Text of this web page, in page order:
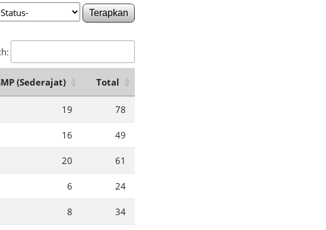
Terapkan
(Sederajat) Total
19 78
16 49
20 61
6 24
8 34